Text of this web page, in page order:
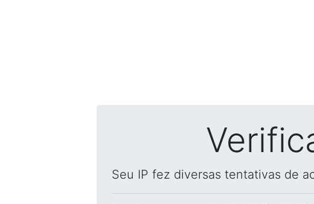
Seu IP fez diversas tentativas de